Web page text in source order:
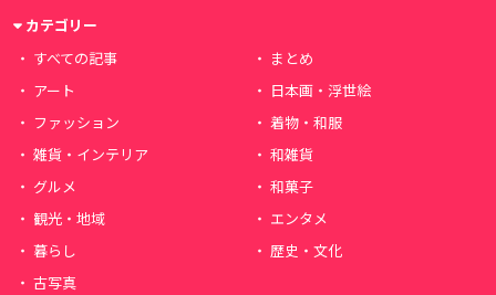
カテゴリー
すべての記事
まとめ
アート
日本画・浮世絵
ファッション
着物・和服
雑貨・インテリア
和雑貨
グルメ
和菓子
観光・地域
エンタメ
暮らし
歴史・文化
古写真